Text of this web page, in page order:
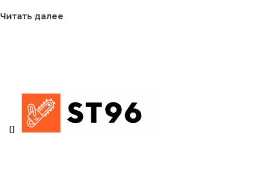
Читать далее